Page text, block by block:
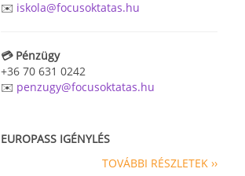
✉️ iskola@focusoktatas.hu
💳 Pénzügy
+36 70 631 0242
✉️ penzugy@focusoktatas.hu
EUROPASS IGÉNYLÉS
TOVÁBBI RÉSZLETEK ››